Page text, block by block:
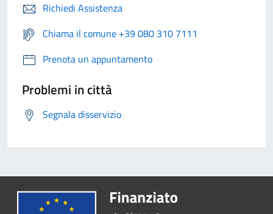
Richiedi Assistenza
Chiama il comune +39 080 310 7111
Prenota un appuntamento
Problemi in città
Segnala disservizio